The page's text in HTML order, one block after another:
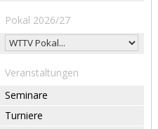
Pokal 2026/27
Veranstaltungen
Seminare
Turniere